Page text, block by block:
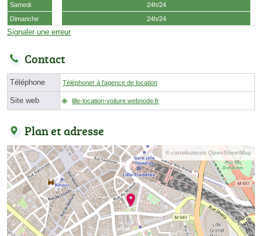
Samedi
24h/24
Dimanche
24h/24
Signaler une erreur
Contact
Téléphone Téléphoner à l'agence de location
Site web lille-location-voiture.webnode.fr
Plan et adresse
© contributeurs OpenStreetMap